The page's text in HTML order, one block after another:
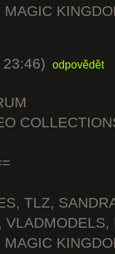
MAGIC
odpovědět
TLZ,
VLADMODELS,
MAGIC